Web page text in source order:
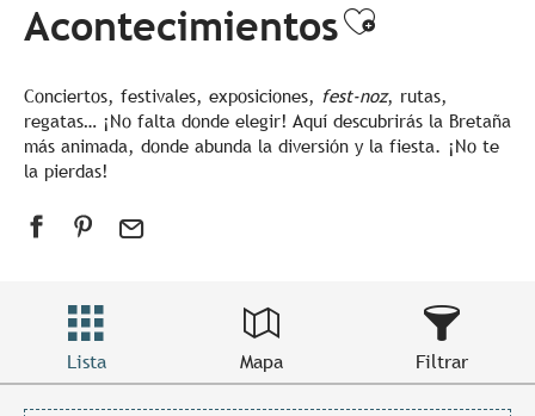
AcontecimientosAjouter
Conciertos, festivales, exposiciones, fest-noz, rutas,
regatas… ¡No falta donde elegir! Aquí descubrirás la Bretaña
más animada, donde abunda la diversión y la fiesta. ¡No te
la pierdas!
Lista Mapa Filtrar